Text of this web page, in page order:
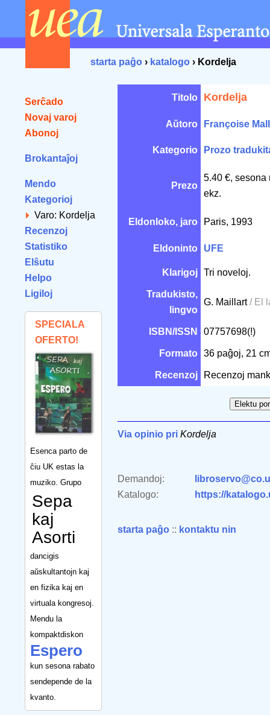
starta paĝo › katalogo › Kordelja
Serĉado
Novaj varoj
Abonoj
Brokantaĵoj
Mendo
Kategorioj
Varo: Kordelja
Recenzoj
Statistiko
Elŝutu
Helpo
Ligiloj
SPECIALA
OFERTO!
Esenca parto de
ĉiu UK estas la
muziko. Grupo
Sepa
kaj
Asorti
dancigis
aŭskultantojn kaj
en fizika kaj en
virtuala kongresoj.
Mendu la
kompaktdiskon
Espero
kun sesona rabato
sendepende de la
kvanto.
Titolo Kordelja
Aŭtoro Françoise
Kategorio Prozo
Prezo
5.40 €, sesona
ekz.
Eldonloko, jaro Paris, 1993
Eldoninto UFE
Klarigoj Tri noveloj.
Tradukisto,
lingvo
G. Maillart/ El
ISBN/ISSN 07757698(!)
Formato 36 paĝoj, 21
Recenzoj Recenzoj
Via opinio pri Kordelja
Demandoj:
Katalogo:
https://
starta paĝo :: kontaktu nin